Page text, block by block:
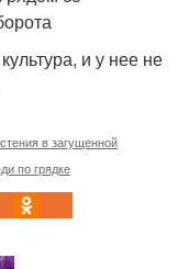
и у нее не
в загущенной
по грядке